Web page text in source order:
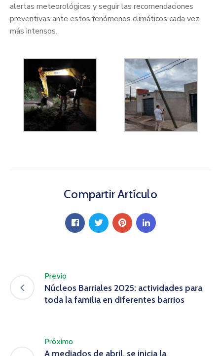
alertas meteorológicas y seguir las recomendaciones
preventivas ante estos fenómenos climáticos cada vez
más intensos.
Compartir Artículo
Previo
Núcleos Barriales 2025: actividades para
toda la familia en diferentes barrios
Próximo
A mediados de abril, se inicia la